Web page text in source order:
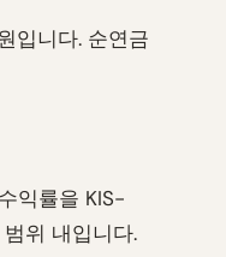
입니다. 순연금
익률을 KIS-
위 내입니다.